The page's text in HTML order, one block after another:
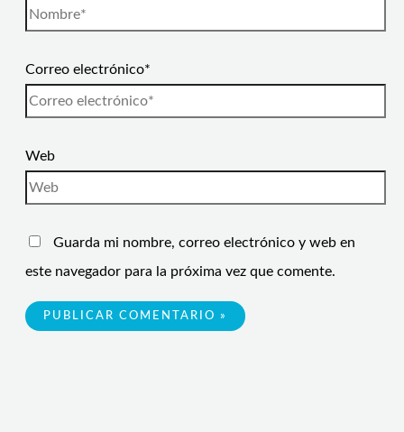
Correo electrónico*
Web
Guarda mi nombre, correo electrónico y web en
este navegador para la próxima vez que comente.